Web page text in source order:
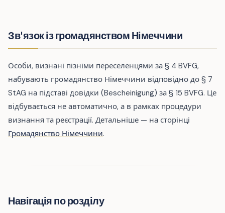
Зв'язок із громадянством Німеччини
Особи, визнані пізніми переселенцями за § 4 BVFG,
набувають громадянство Німеччини відповідно до § 7
StAG на підставі довідки (Bescheinigung) за § 15 BVFG. Це
відбувається не автоматично, а в рамках процедури
визнання та реєстрації. Детальніше — на сторінці
Громадянство Німеччини.
Навігація по розділу